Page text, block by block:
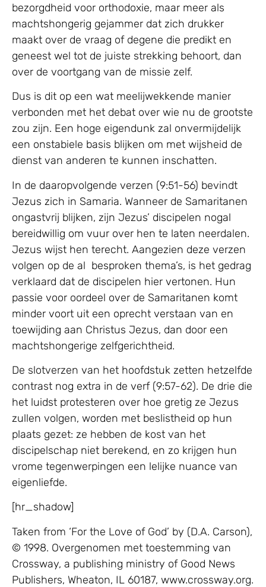
bezorgdheid voor orthodoxie, maar meer als
machtshongerig gejammer dat zich drukker
maakt over de vraag of degene die predikt en
geneest wel tot de juiste strekking behoort, dan
over de voortgang van de missie zelf.
Dus is dit op een wat meelijwekkende manier
verbonden met het debat over wie nu de grootste
zou zijn. Een hoge eigendunk zal onvermijdelijk
een onstabiele basis blijken om met wijsheid de
dienst van anderen te kunnen inschatten.
In de daaropvolgende verzen (9:51-56) bevindt
Jezus zich in Samaria. Wanneer de Samaritanen
ongastvrij blijken, zijn Jezus’ discipelen nogal
bereidwillig om vuur over hen te laten neerdalen.
Jezus wijst hen terecht. Aangezien deze verzen
volgen op de al besproken thema’s, is het gedrag
verklaard dat de discipelen hier vertonen. Hun
passie voor oordeel over de Samaritanen komt
minder voort uit een oprecht verstaan van en
toewijding aan Christus Jezus, dan door een
machtshongerige zelfgerichtheid.
De slotverzen van het hoofdstuk zetten hetzelfde
contrast nog extra in de verf (9:57-62). De drie die
het luidst protesteren over hoe gretig ze Jezus
zullen volgen, worden met beslistheid op hun
plaats gezet: ze hebben de kost van het
discipelschap niet berekend, en zo krijgen hun
vrome tegenwerpingen een lelijke nuance van
eigenliefde.
[hr_shadow]
Taken from ‘For the Love of God’ by (D.A. Carson),
© 1998. Overgenomen met toestemming van
Crossway, a publishing ministry of Good News
Publishers, Wheaton, IL 60187, www.crossway.org.